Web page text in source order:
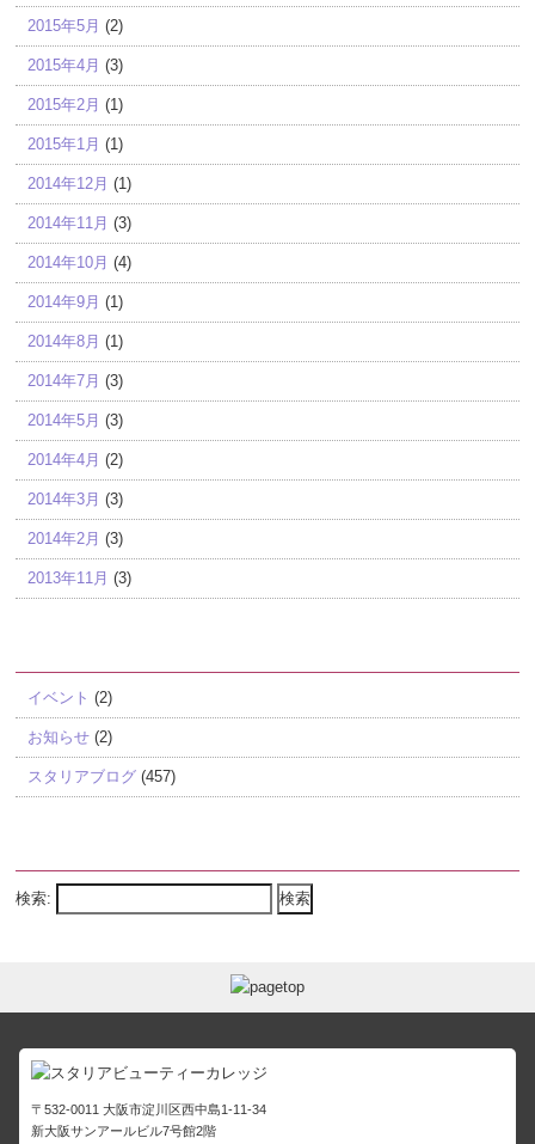
2015年5月 (2)
2015年4月 (3)
2015年2月 (1)
2015年1月 (1)
2014年12月 (1)
2014年11月 (3)
2014年10月 (4)
2014年9月 (1)
2014年8月 (1)
2014年7月 (3)
2014年5月 (3)
2014年4月 (2)
2014年3月 (3)
2014年2月 (3)
2013年11月 (3)
イベント (2)
お知らせ (2)
スタリアブログ (457)
検索:
〒532-0011 大阪市淀川区西中島1-11-34
新大阪サンアールビル7号館2階